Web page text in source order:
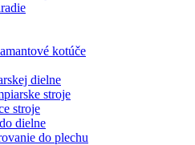
kotúče
dielne
stroje
stroje
dielne
do plechu